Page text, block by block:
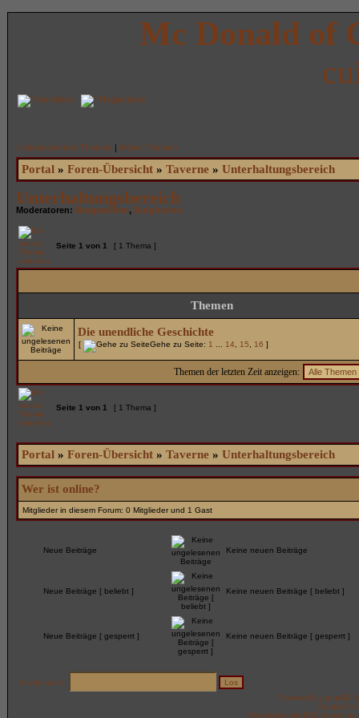
Mc Donald of
Anmelden Registrieren
Unbeantwortete Themen | Aktive Themen
Portal » Foren-Übersicht» Taverne » Unterhaltungsbereich
Unterhaltungsbereich
Moderatoren: Burgwachen, Burgherren
Seite 1 von 1 [ 1 Thema ]
Themen
Die unendliche Geschichte
[ Gehe zu Seite: 1 14 15 16 ]
Themen der letzten Zeit anzeigen:
Seite 1 von 1 [ 1 Thema ]
Portal » Foren-Übersicht» Taverne » Unterhaltungsbereich
Wer ist online?
Mitglieder in diesem Forum: 0 Mitglieder und 1 Gast
Neue Beiträge Keine neuen Beiträge
Neue Beiträge [ beliebt ] Keine neuen Beiträge [ beliebt ]
Neue Beiträge [ gesperrt ] Keine neuen Beiträge [ gesperrt ]
Suche nach:
Powered by phpBB
Deutsche
Chronicles phpBB2 theme by